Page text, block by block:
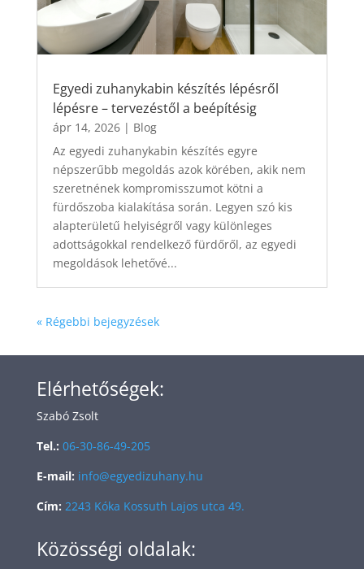
Egyedi zuhanykabin készítés lépésről
lépésre – tervezéstől a beépítésig
ápr 14, 2026| Blog
Az egyedi zuhanykabin készítés egyre
népszerűbb megoldás azok körében, akik nem
szeretnének kompromisszumot kötni a
fürdőszoba kialakítása során. Legyen szó kis
alapterületű helyiségről vagy különleges
adottságokkal rendelkező fürdőről, az egyedi
megoldások lehetővé...
« Régebbi bejegyzések
Elérhetőségek:
Szabó Zsolt
Tel.: 06-30-86-49-205
E-mail: info@egyedizuhany.hu
Cím: 2243 Kóka Kossuth Lajos utca 49.
Közösségi oldalak: